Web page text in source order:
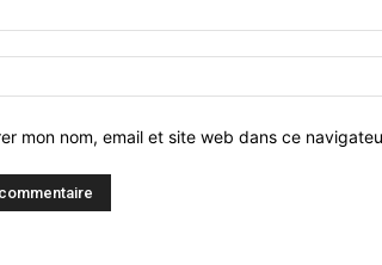
mon nom, email et site web dans ce